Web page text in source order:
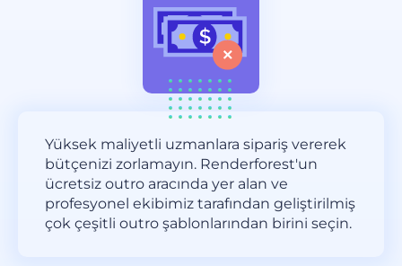
Yüksek maliyetli uzmanlara sipariş vererek
bütçenizi zorlamayın. Renderforest'un
ücretsiz outro aracında yer alan ve
profesyonel ekibimiz tarafından geliştirilmiş
çok çeşitli outro şablonlarından birini seçin.